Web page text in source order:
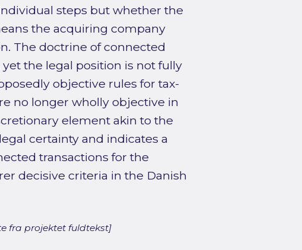
steps but whether the
the acquiring company
The doctrine of connected
the legal position is not fully
objective rules for tax-
no longer wholly objective in
element akin to the
certainty and indicates a
transactions for the
decisive criteria in the Danish
fra projektet fuldtekst]